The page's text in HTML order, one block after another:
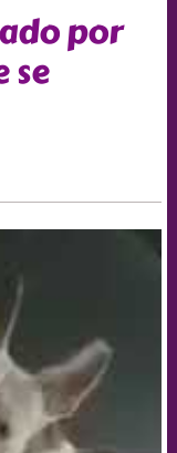
por
se